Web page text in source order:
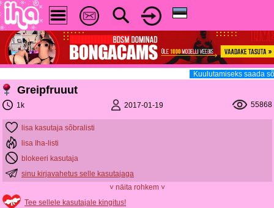
Kuulutamiseks saada
Greipfruuut
1k 2017-01-19 55868
lisa kasutaja sõbralisti
lisa Iha-listi
blokeeri kasutaja
sinu kirjavahetus selle kasutajaga
˅ näita rohkem ˅
Tee sellele kasutajale kingitus!